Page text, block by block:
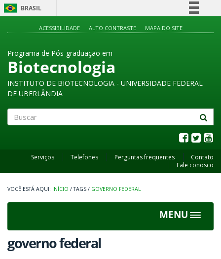
BRASIL
Legislação
ACESSIBILIDADE ALTO CONTRASTE MAPA DO SITE
Programa de Pós-graduação em
Biotecnologia
INSTITUTO DE BIOTECNOLOGIA - UNIVERSIDADE FEDERAL
DE UBERLÂNDIA
Serviços Telefones Perguntas frequentes
Contato
Fale conosco
INÍCIO / TAGS / GOVERNO FEDERAL
MENU
Toggle
governo federal